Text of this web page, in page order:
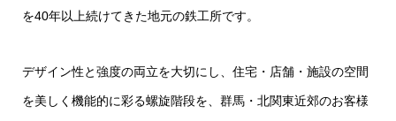
を40年以上続けてきた地元の鉄工所です。
デザイン性と強度の両立を大切にし、住宅・店舗・施設の空間
を美しく機能的に彩る螺旋階段を、群馬・北関東近郊のお客様